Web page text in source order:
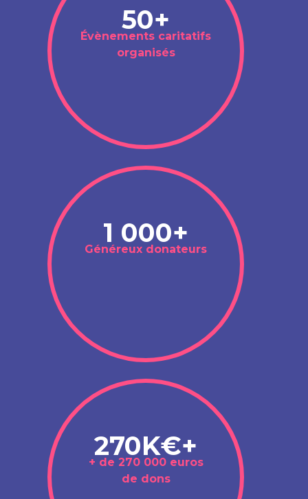
50+
Évènements caritatifs
organisés
1 000+
Généreux donateurs
270K€+
+ de 270 000 euros
de dons